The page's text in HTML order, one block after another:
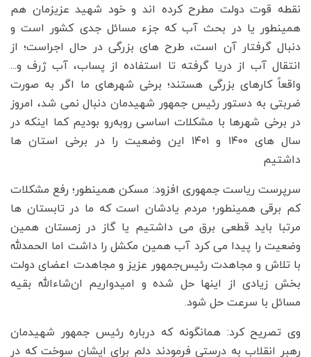
نقطه قوت دولت مطرح کرده اند و خود شهید عزیزمان هم
همینطور یا در بحث آب که جزء مسائل جدی کشور است و
دنبال گرفتار آن است، طرح های بزرگی در حال اجراست؛ از
انتقال آب از دریا گرفته تا استفاده از پساب، آب ژرف و...
واقعاً کارهای بزرگی هستند؛ برخی شهرهای ما اگر به صورت
ضربتی به دستور رئیس جمهور شهیدمان دنبال نمی شد، امروز
در برخی شهرها با مشکلات اساسی روبه‌رو بودیم کما اینکه در
سال های ۱۴۰۰ و ۱۴۰۱ این وضعیت را در برخی استان ها
داشتیم
سرپرست ریاست جمهوری افزود: مسکن همینطور؛ رفع مشکلات
کم برقی همینطور؛ مردم یادشان است که ما در تابستان ها
مرتبا باید قطعی برق می داشتیم یا گاز در زمستان همین
وضعیت را پیدا می کرد آب همین مکشل را داشت اما الحمدلله
با تلاش و مجاهدت رئیس‌جمهور عزیز و مجاهدت اعضای دولت
بخش زیادی از اینها حل شده و امیدواریم ان‌شاءالله بقیه
مسائل با سرعت حل شود.
وی تصریح کرد: همانگونه که درباره رئیس جمهور شهیدمان
رهبر انقلاب به درستی فرمودند دلم برای ایشان سوخت که در